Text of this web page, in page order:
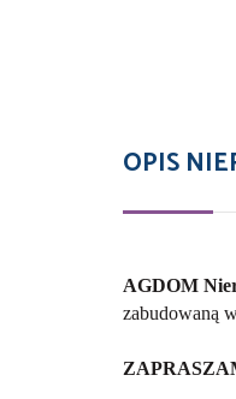
OPIS
AGDOM
zabudowaną